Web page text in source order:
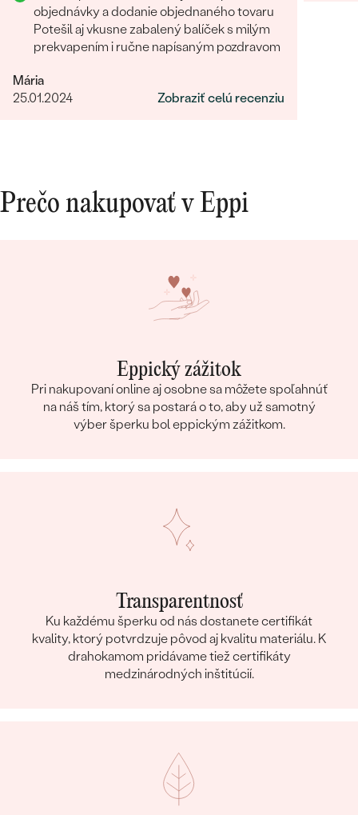
objednávky a dodanie objednaného tovaru
Potešil aj vkusne zabalený balíček s milým
prekvapením i ručne napísaným pozdravom
Mária
25.01.2024
Zobraziť celú recenziu
Prečo nakupovať v Eppi
Eppický zážitok
Pri nakupovaní online aj osobne sa môžete spoľahnúť
na náš tím, ktorý sa postará o to, aby už samotný
výber šperku bol eppickým zážitkom.
Transparentnosť
Ku každému šperku od nás dostanete certifikát
kvality, ktorý potvrdzuje pôvod aj kvalitu materiálu. K
drahokamom pridávame tiež certifikáty
medzinárodných inštitúcií.